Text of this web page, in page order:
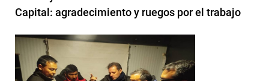
Capital: agradecimiento y ruegos por el trabajo